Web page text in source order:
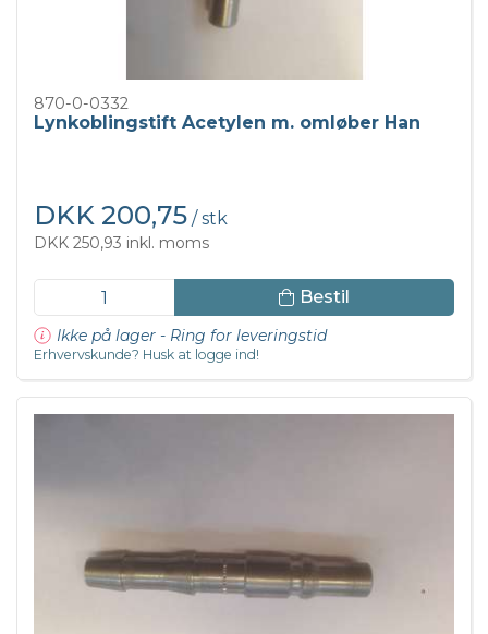
870-0-0332
Lynkoblingstift Acetylen m. omløber Han
DKK 200,75 / stk
DKK 250,93 inkl. moms
Bestil
Ikke på lager - Ring for leveringstid
Erhvervskunde? Husk at logge ind!